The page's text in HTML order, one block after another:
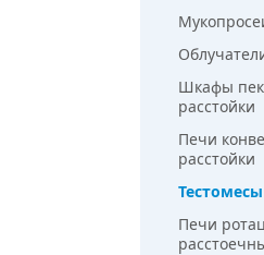
Шкафы
расстойки
Печи
расстойки
Тестомесы
Печи